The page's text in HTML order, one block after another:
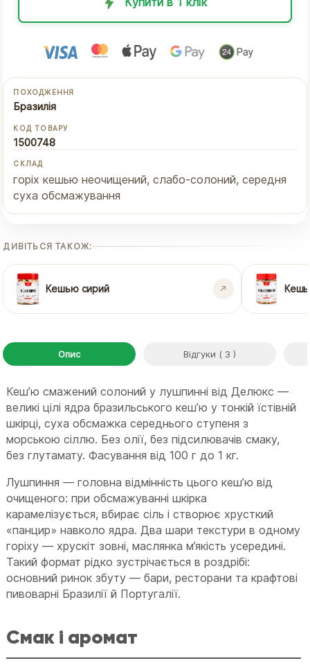
ПОХОДЖЕННЯ
Бразилія
КОД ТОВАРУ
1500748
СКЛАД
горіх кешью неочищений, слабо-солоний, середня
суха обсмажування
ДИВІТЬСЯ ТАКОЖ:
Кешью сирий
Опис Відгуки ( 3 )
Кеш’ю смажений солоний у лушпинні від Делюкс —
великі цілі ядра бразильського кеш’ю у тонкій їстівній
шкірці, суха обсмажка середнього ступеня з
морською сіллю. Без олії, без підсилювачів смаку,
без глутамату. Фасування від 100 г до 1 кг.
Лушпиння — головна відмінність цього кеш’ю від
очищеного: при обсмажуванні шкірка
карамелізується, вбирає сіль і створює хрусткий
«панцир» навколо ядра. Два шари текстури в одному
горіху — хрускіт зовні, маслянка м’якість усередині.
Такий формат рідко зустрічається в роздрібі:
основний ринок збуту — бари, ресторани та крафтові
пивоварні Бразилії й Португалії.
Смак і аромат